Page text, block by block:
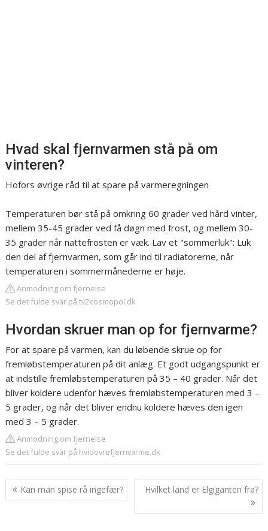
Hvad skal fjernvarmen stå på om
vinteren?
Hofors øvrige råd til at spare på varmeregningen
Temperaturen bør stå på omkring 60 grader ved hård vinter,
mellem 35-45 grader ved få døgn med frost, og mellem 30-
35 grader når nattefrosten er væk. Lav et "sommerluk": Luk
den del af fjernvarmen, som går ind til radiatorerne, når
temperaturen i sommermånederne er høje.
Anmodning om fjernelse
Se det fulde svar på tv2kosmopol.dk
Hvordan skruer man op for fjernvarme?
For at spare på varmen, kan du løbende skrue op for
fremløbstemperaturen på dit anlæg. Et godt udgangspunkt er
at indstille fremløbstemperaturen på 35 – 40 grader. Når det
bliver koldere udenfor hæves fremløbstemperaturen med 3 –
5 grader, og når det bliver endnu koldere hæves den igen
med 3 – 5 grader.
Anmodning om fjernelse
Se det fulde svar på hvidovrefjernvarme.dk
Indlægsnavigation
Kan man spise rå ingefær? Hvilket land er Elgiganten fra?